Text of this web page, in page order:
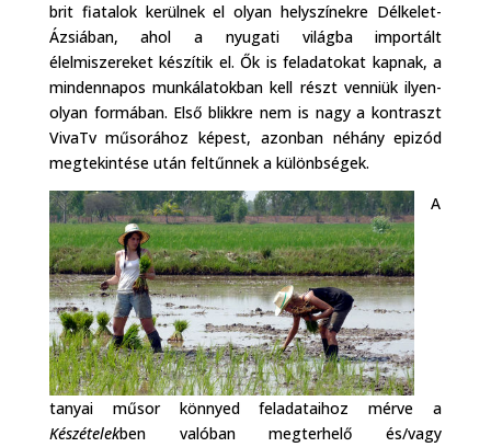
brit fiatalok kerülnek el olyan helyszínekre Délkelet-
Ázsiában, ahol a nyugati világba importált
élelmiszereket készítik el. Ők is feladatokat kapnak, a
mindennapos munkálatokban kell részt venniük ilyen-
olyan formában. Első blikkre nem is nagy a kontraszt
VivaTv műsorához képest, azonban néhány epizód
megtekintése után feltűnnek a különbségek.
A
tanyai műsor könnyed feladataihoz mérve a
Készételekben valóban megterhelő és/vagy